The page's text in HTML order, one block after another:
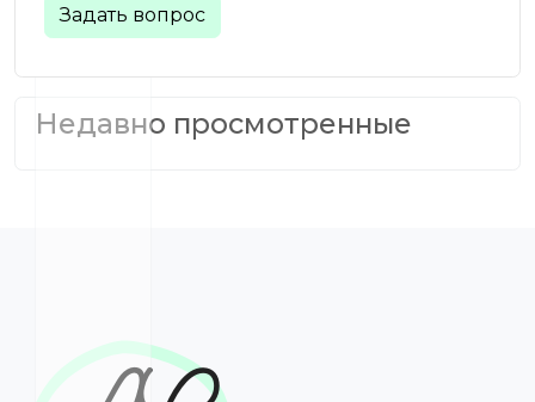
Задать вопрос
Недавно просмотренные